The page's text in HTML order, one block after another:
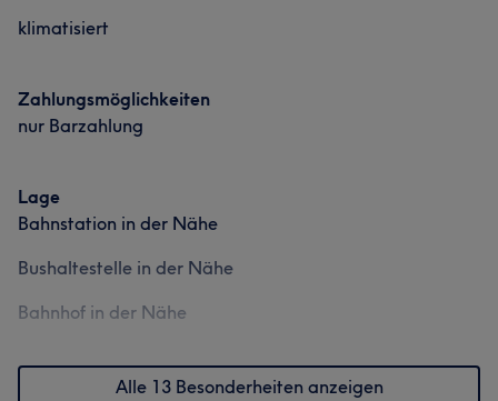
klimatisiert
Zahlungsmöglichkeiten
nur Barzahlung
Lage
Bahnstation in der Nähe
Bushaltestelle in der Nähe
Bahnhof in der Nähe
Alle 13 Besonderheiten anzeigen